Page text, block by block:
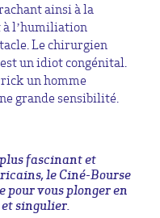
ainsi à la
à l’humiliation
Le chirurgien
un idiot congénital.
un homme
grande sensibilité.
fascinant et
le Ciné-Bourse
pour vous plonger en
singulier.